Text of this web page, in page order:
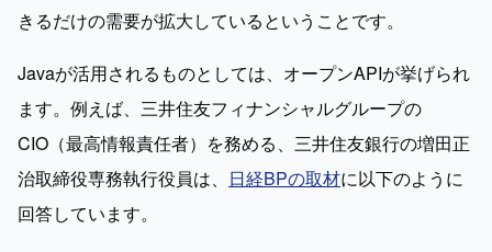
きるだけの需要が拡大しているということです。
Javaが活用されるものとしては、オープンAPIが挙げられ
ます。例えば、三井住友フィナンシャルグループの
CIO（最高情報責任者）を務める、三井住友銀行の増田正
治取締役専務執行役員は、 日経BPの取材に以下のように
回答しています。